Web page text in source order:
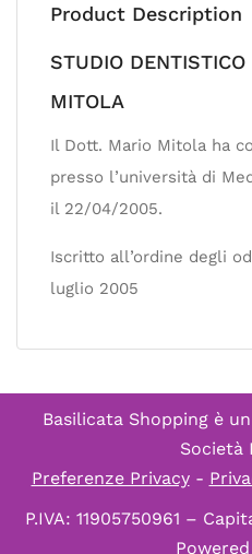
Product Description
STUDIO
MITOLA
Il Dott. Mario Mitola ha
presso l’università di
il 22/04/2005.
Iscritto all’ordine degli
luglio 2005
Basilicata Shopping è
Società
Preferenze Privacy-
P.IVA: 11905750961 –